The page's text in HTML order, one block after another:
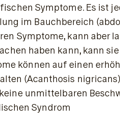
Symptome. Es ist
im Bauchbereich
Symptome, kann
haben kann, kann
können auf einen
(Acanthosis nigricans
unmittelbaren
Syndrom